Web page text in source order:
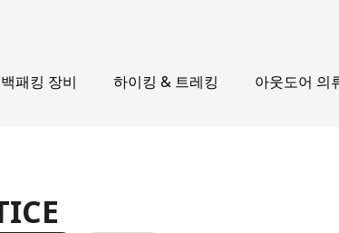
백패킹 장비 하이킹 & 트레킹 아웃도어 의